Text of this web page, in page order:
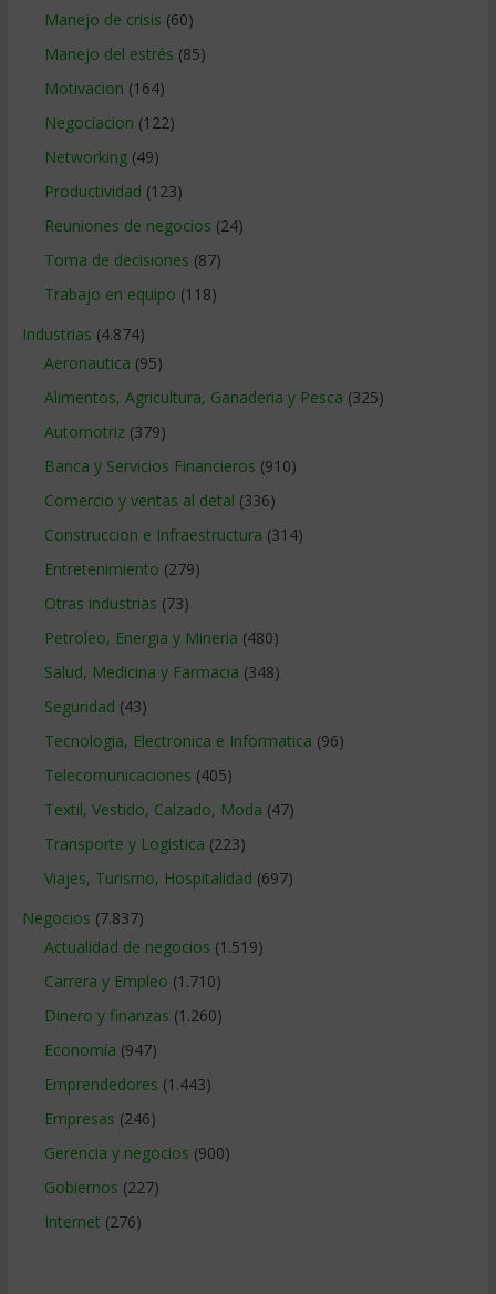
Manejo de crisis (60)
Manejo del estrés (85)
Motivacion (164)
Negociacion (122)
Networking(49)
Productividad (123)
Reuniones de negocios (24)
Toma de decisiones (87)
Trabajo en equipo (118)
Industrias (4.874)
Aeronautica (95)
Alimentos, Agricultura, Ganaderia y Pesca (325)
Automotriz(379)
Banca y Servicios Financieros (910)
Comercio y ventas al detal (336)
Construccion e Infraestructura (314)
Entretenimiento (279)
Otras industrias (73)
Petroleo, Energia y Mineria (480)
Salud, Medicina y Farmacia (348)
Seguridad (43)
Tecnologia, Electronica e Informatica (96)
Telecomunicaciones (405)
Textil, Vestido, Calzado, Moda (47)
Transporte y Logistica (223)
Viajes, Turismo, Hospitalidad (697)
Negocios (7.837)
Actualidad de negocios (1.519)
Carrera y Empleo (1.710)
Dinero y finanzas (1.260)
Economía (947)
Emprendedores (1.443)
Empresas (246)
Gerencia y negocios (900)
Gobiernos (227)
Internet (276)